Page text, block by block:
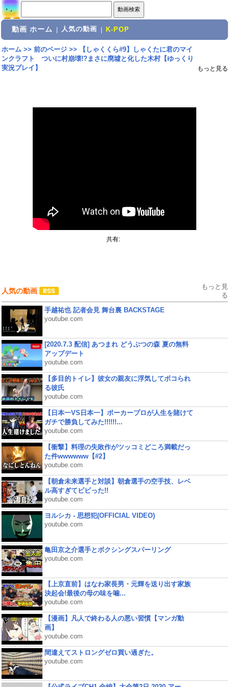
動画 ホーム 人気の動画 K-POP
ホーム>> 前のページ>>
【しゃくくら#9】しゃくたに君のマイ
ンクラフト ついに村崩壊!?まさに廃墟と化した木村【ゆっくり
実況プレイ】
もっと見る
共有:
人気の動画
もっと見
る
手越祐也 記者会見 舞台裏 BACKSTAGE
youtube.com
[2020.7.3 配信] あつまれ どうぶつの森 夏の無料
アップデート
youtube.com
【多目的トイレ】彼女の親友に浮気してボコられ
る彼氏
youtube.com
【日本一VS日本一】ポーカープロが人生を賭けて
ガチで勝負してみた!!!!!!...
youtube.com
【衝撃】料理の失敗作がツッコミどころ満載だっ
た件wwwwww【#2】
youtube.com
【朝倉未来選手と対談】朝倉選手の空手技、レベ
ル高すぎてビビった!!
youtube.com
ヨルシカ - 思想犯(OFFICIAL VIDEO)
youtube.com
亀田京之介選手とボクシングスパーリング
youtube.com
【上京直前】はなわ家長男・元輝を送り出す家族
決起会!最後の母の味を噛...
youtube.com
【漫画】凡人で終わる人の悪い習慣【マンガ動
画】
youtube.com
間違えてストロングゼロ買い過ぎた。
youtube.com